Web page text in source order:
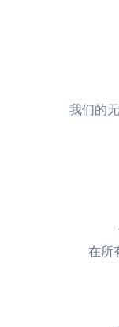
我们的
在所